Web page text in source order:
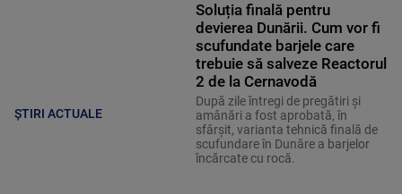
ȘTIRI ACTUALE
Soluția finală pentru
devierea Dunării. Cum vor fi
scufundate barjele care
trebuie să salveze Reactorul
2 de la Cernavodă
După zile întregi de pregătiri și
amânări a fost aprobată, în
sfârșit, varianta tehnică finală de
scufundare în Dunăre a barjelor
încărcate cu rocă.